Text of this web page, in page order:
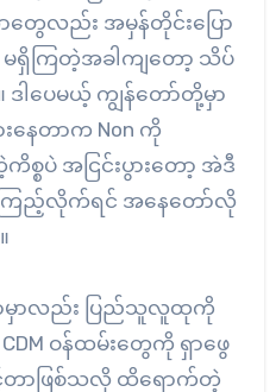
ာတွေလည်း အမှန်တိုင်းပြော
မရှိကြတဲ့အခါကျတော့ သိပ်
။ ဒါပေမယ့် ကျွန်တော်တို့မှာ
နေတာက Non ကို
ပဲ အငြင်းပွားတော့ အဲဒီ
ြည့်လိုက်ရင် အနေတော်လို
ာမှာလည်း ပြည်သူလူထုကို
ဝန်ထမ်းတွေကို ရှာဖွေ
တာဖြစ်သလို ထိရောက်တဲ့